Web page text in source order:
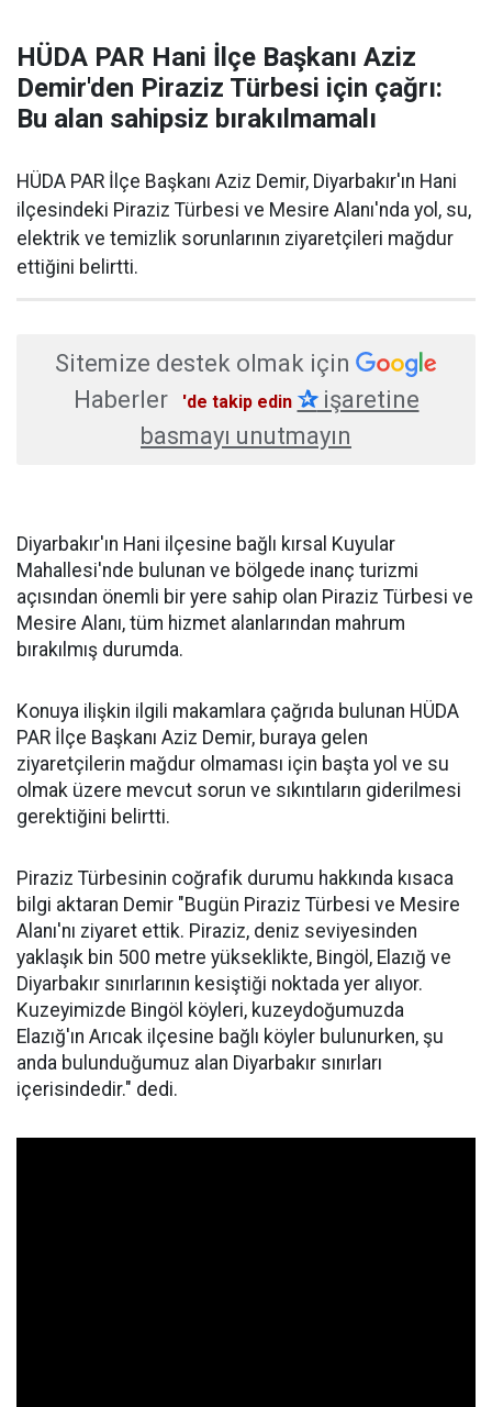
HÜDA PAR Hani İlçe Başkanı Aziz
Demir'den Piraziz Türbesi için çağrı:
Bu alan sahipsiz bırakılmamalı
HÜDA PAR İlçe Başkanı Aziz Demir, Diyarbakır'ın Hani
ilçesindeki Piraziz Türbesi ve Mesire Alanı'nda yol, su,
elektrik ve temizlik sorunlarının ziyaretçileri mağdur
ettiğini belirtti.
Sitemize destek olmak için
Haberler
'de takip edin ✰işaretine
basmayı unutmayın
Diyarbakır'ın Hani ilçesine bağlı kırsal Kuyular
Mahallesi'nde bulunan ve bölgede inanç turizmi
açısından önemli bir yere sahip olan Piraziz Türbesi ve
Mesire Alanı, tüm hizmet alanlarından mahrum
bırakılmış durumda.
Konuya ilişkin ilgili makamlara çağrıda bulunan HÜDA
PAR İlçe Başkanı Aziz Demir, buraya gelen
ziyaretçilerin mağdur olmaması için başta yol ve su
olmak üzere mevcut sorun ve sıkıntıların giderilmesi
gerektiğini belirtti.
Piraziz Türbesinin coğrafik durumu hakkında kısaca
bilgi aktaran Demir "Bugün Piraziz Türbesi ve Mesire
Alanı'nı ziyaret ettik. Piraziz, deniz seviyesinden
yaklaşık bin 500 metre yükseklikte, Bingöl, Elazığ ve
Diyarbakır sınırlarının kesiştiği noktada yer alıyor.
Kuzeyimizde Bingöl köyleri, kuzeydoğumuzda
Elazığ'ın Arıcak ilçesine bağlı köyler bulunurken, şu
anda bulunduğumuz alan Diyarbakır sınırları
içerisindedir." dedi.